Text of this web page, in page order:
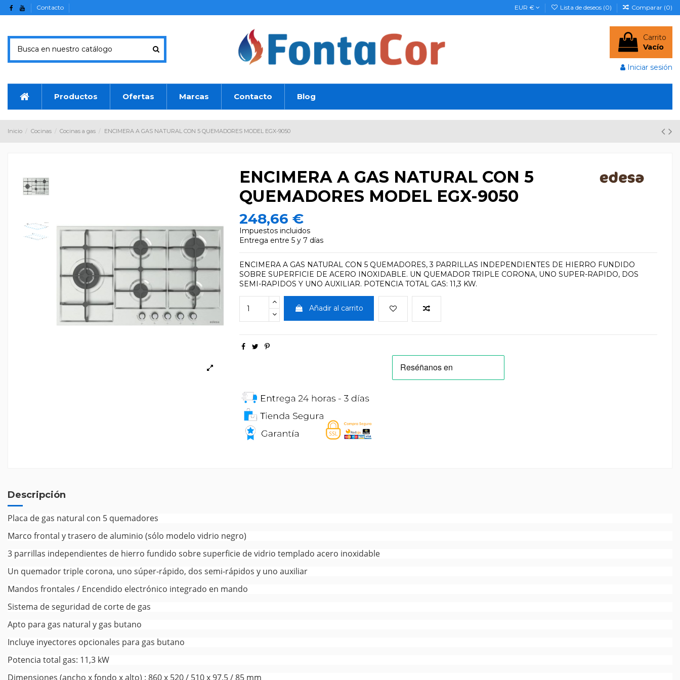
Contacto EUR € Lista de deseos (0) Comparar (0)
Carrito
Vacío
Iniciar sesión
Productos Ofertas Marcas Contacto Blog
Inicio Cocinas Cocinas a gas ENCIMERA A GAS NATURAL CON 5 QUEMADORES MODEL EGX-9050
ENCIMERA A GAS NATURAL CON 5
QUEMADORES MODEL EGX-9050
248,66 €
Impuestos incluidos
Entrega entre 5 y 7 días
ENCIMERA A GAS NATURAL CON 5 QUEMADORES, 3 PARRILLAS INDEPENDIENTES DE HIERRO FUNDIDO
SOBRE SUPERFICIE DE ACERO INOXIDABLE. UN QUEMADOR TRIPLE CORONA, UNO SUPER-RAPIDO, DOS
SEMI-RAPIDOS Y UNO AUXILIAR. POTENCIA TOTAL GAS: 11,3 KW.
Añadir al carrito
Descripción
Placa de gas natural con 5 quemadores
Marco frontal y trasero de aluminio (sólo modelo vidrio negro)
3 parrillas independientes de hierro fundido sobre superficie de vidrio templado acero inoxidable
Un quemador triple corona, uno súper-rápido, dos semi-rápidos y uno auxiliar
Mandos frontales / Encendido electrónico integrado en mando
Sistema de seguridad de corte de gas
Apto para gas natural y gas butano
Incluye inyectores opcionales para gas butano
Potencia total gas: 11,3 kW
Dimensiones (ancho x fondo x alto) : 860 x 520 / 510 x 97,5 / 85 mm